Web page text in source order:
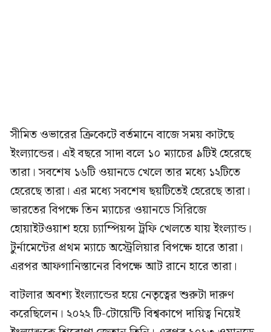
সীমিত ওভারের ক্রিকেটে বর্তমানে বাজে সময় কাটছে
ইংল্যান্ডের। এই বছরে সাদা বলে ১০ ম্যাচের ৯টিই হেরেছে
তারা। সবশেষ ১৬টি ওয়ানডে খেলে তার মধ্যে ১২টিতে
হেরেছে তারা। এর মধ্যে সবশেষ ছয়টিতেই হেরেছে তারা।
ভারতের বিপক্ষে তিন ম্যাচের ওয়ানডে সিরিজে
হোয়াইটওয়াশ হয়ে চ্যাম্পিয়ন্স ট্রফি খেলতে যায় ইংল্যান্ড।
টুর্নামেন্টের প্রথম ম্যাচে অস্ট্রেলিয়ার বিপক্ষে হারে তারা।
এরপর আফগানিস্তানের বিপক্ষে আট রানে হারে তারা।
বাটলার অবশ্য ইংল্যান্ডের হয়ে নেতৃত্বের শুরুটা দারুণ
করেছিলেন। ২০২২ টি-টোয়েন্টি বিশ্বকাপে দায়িত্ব নিয়েই